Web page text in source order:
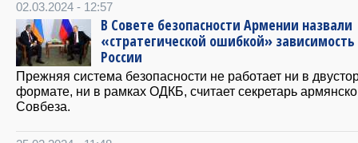
02.03.2024 - 12:57
В Совете безопасности Армении назвали
«стратегической ошибкой» зависимость
России
Прежняя система безопасности не работает ни в
формате, ни в рамках ОДКБ, считает секретарь
Совбеза.